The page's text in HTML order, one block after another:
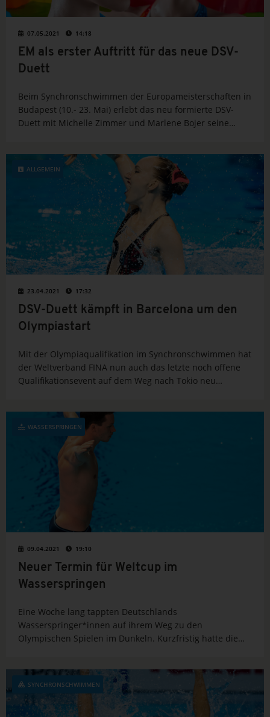
07.05.2021 14:18
EM als erster Auftritt für das neue DSV-
Duett
Beim Synchronschwimmen der Europameisterschaften in
Budapest (10.- 23. Mai) erlebt das neu formierte DSV-
Duett mit Michelle Zimmer und Marlene Bojer seine
Daniela Reinhardt ihre Karriere beendet hatte. Das...
ALLGEMEIN
23.04.2021 17:32
DSV-Duett kämpft in Barcelona um den
Olympiastart
Mit der Olympiaqualifikation im Synchronschwimmen hat
der Weltverband FINA nun auch das letzte noch offene
Qualifikationsevent auf dem Weg nach Tokio neu
WASSERSPRINGEN
09.04.2021 19:10
Neuer Termin für Weltcup im
Wasserspringen
Eine Woche lang tappten Deutschlands
Wasserspringer*innen auf ihrem Weg zu den
Olympischen Spielen im Dunkeln. Kurzfristig hatte die
Weltverbandes würden die geplanten
Vorsichtsmaßnahmen...
SYNCHRONSCHWIMMEN